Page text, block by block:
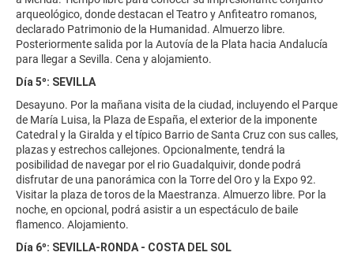
arqueológico, donde destacan el Teatro y Anfiteatro romanos,
declarado Patrimonio de la Humanidad. Almuerzo libre.
Posteriormente salida por la Autovía de la Plata hacia Andalucía
para llegar a Sevilla. Cena y alojamiento.
Día 5º: SEVILLA
Desayuno. Por la mañana visita de la ciudad, incluyendo el Parque
de María Luisa, la Plaza de España, el exterior de la imponente
Catedral y la Giralda y el típico Barrio de Santa Cruz con sus calles,
plazas y estrechos callejones. Opcionalmente, tendrá la
posibilidad de navegar por el rio Guadalquivir, donde podrá
disfrutar de una panorámica con la Torre del Oro y la Expo 92.
Visitar la plaza de toros de la Maestranza. Almuerzo libre. Por la
noche, en opcional, podrá asistir a un espectáculo de baile
flamenco. Alojamiento.
Día 6º: SEVILLA-RONDA - COSTA DEL SOL